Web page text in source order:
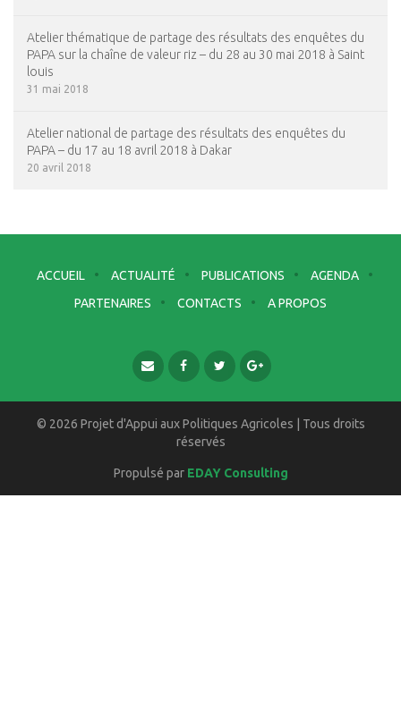
Atelier thématique de partage des résultats des enquêtes du
PAPA sur la chaîne de valeur riz – du 28 au 30 mai 2018 à Saint
louis
31 mai 2018
Atelier national de partage des résultats des enquêtes du
PAPA – du 17 au 18 avril 2018 à Dakar
20 avril 2018
ACCUEIL ACTUALITÉ PUBLICATIONS
AGENDA
PARTENAIRES
CONTACTS A PROPOS
© 2026 Projet d'Appui aux Politiques Agricoles | Tous droits
réservés
Propulsé par EDAY Consulting